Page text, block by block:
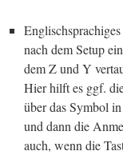
nach dem Setup
dem Z und Y
Hier hilft es ggf.
über das Symbol
und dann die
auch, wenn die